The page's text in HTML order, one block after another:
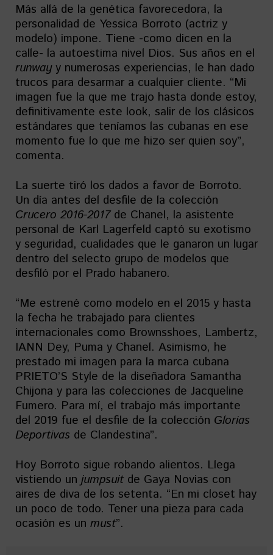
Más allá de la genética favorecedora, la
personalidad de Yessica Borroto (actriz y
modelo) impone. Tiene -como dicen en la
calle- la autoestima nivel Dios. Sus años en el
runway y numerosas experiencias, le han dado
trucos para desarmar a cualquier cliente. “Mi
imagen fue la que me trajo hasta donde estoy,
definitivamente este look, salir de los clásicos
estándares que teníamos las cubanas en ese
momento fue lo que me hizo ser quien soy”,
comenta.
La suerte tiró los dados a favor de Borroto.
Un día antes del desfile de la colección
Crucero 2016-2017 de Chanel, la asistente
personal de Karl Lagerfeld captó su exotismo
y seguridad, cualidades que le ganaron un lugar
dentro del selecto grupo de modelos que
desfiló por el Prado habanero.
“Me estrené como modelo en el 2015 y hasta
la fecha he trabajado para clientes
internacionales como Brownsshoes, Lambertz,
IANN Dey, Puma y Chanel. Asimismo, he
prestado mi imagen para la marca cubana
PRIETO’S Style de la diseñadora Samantha
Chijona y para las colecciones de Jacqueline
Fumero. Para mí, el trabajo más importante
del 2019 fue el desfile de la colección Glorias
Deportivas de Clandestina”.
Hoy Borroto sigue robando alientos. Llega
vistiendo un jumpsuit de Gaya Novias con
aires de diva de los setenta. “En mi closet hay
un poco de todo. Tener una pieza para cada
ocasión es un must”.